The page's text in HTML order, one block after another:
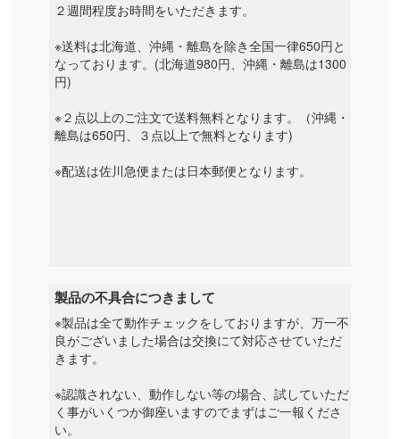
２週間程度お時間をいただきます。
※送料は北海道、沖縄・離島を除き全国一律650円と
なっております。(北海道980円、沖縄・離島は1300
円)
※２点以上のご注文で送料無料となります。（沖縄・
離島は650円、３点以上で無料となります)
※配送は佐川急便または日本郵便となります。
製品の不具合につきまして
※製品は全て動作チェックをしておりますが、万一不
良がございました場合は交換にて対応させていただ
きます。
※認識されない、動作しない等の場合、試していただ
く事がいくつか御座いますのでまずはご一報くださ
い。